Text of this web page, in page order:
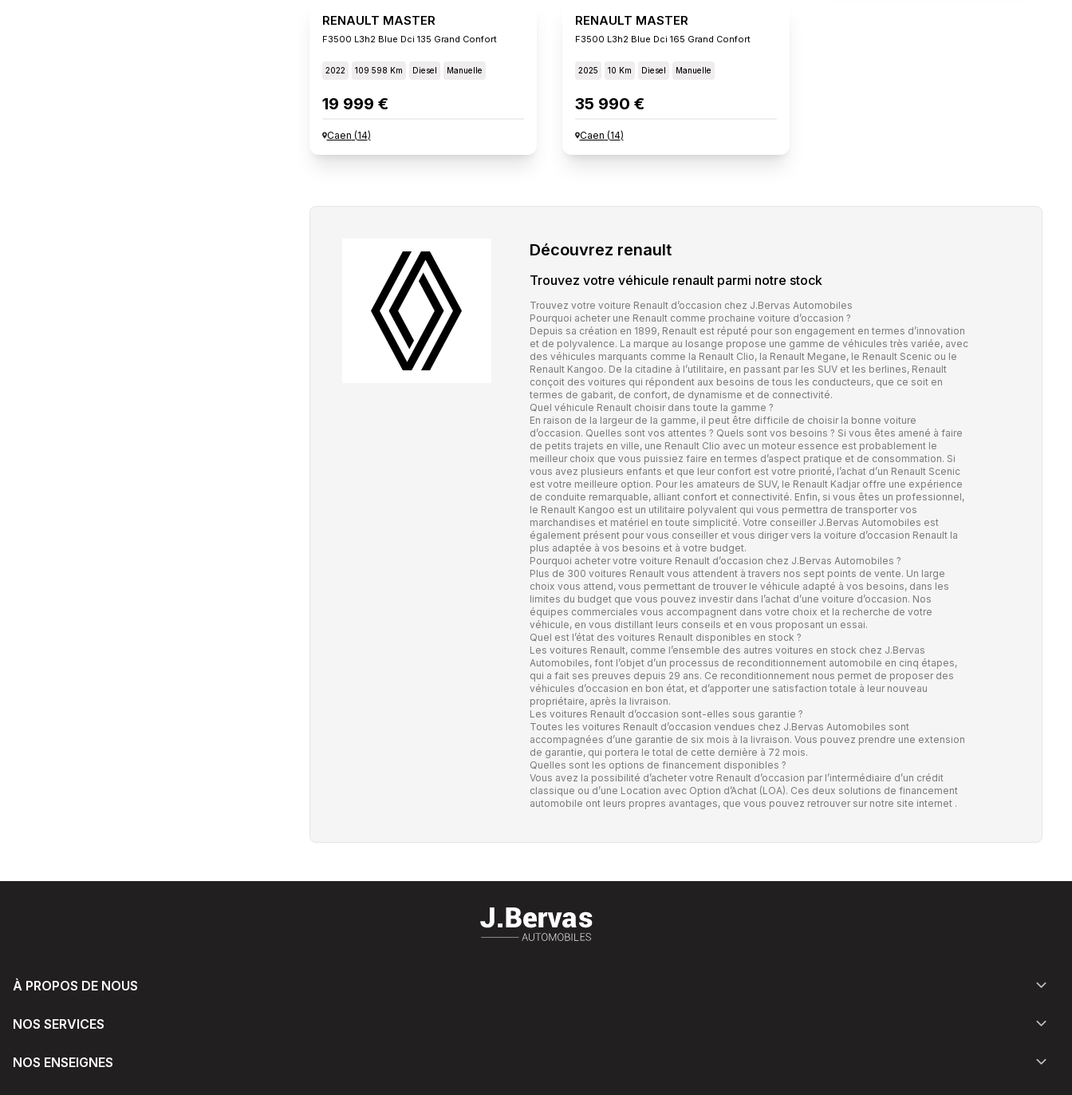
RENAULT MASTER
F3500 L3h2 Blue Dci 135 Grand Confort
2022 109 598 Km Diesel Manuelle
19 999 €
Caen (14)
RENAULT MASTER
F3500 L3h2 Blue Dci 165 Grand Confort
2025 10 Km Diesel Manuelle
35 990 €
Caen (14)
Découvrez renault
Trouvez votre véhicule renaultparmi notre stock
Trouvez votre voiture Renault d’occasion chez J.Bervas Automobiles
Pourquoi acheter une Renault comme prochaine voiture d’occasion ?
Depuis sa création en 1899, Renault est réputé pour son engagement en termes d’innovation
et de polyvalence. La marque au losange propose une gamme de véhicules très variée, avec
des véhicules marquants comme la Renault Clio, la Renault Megane, le Renault Scenic ou le
Renault Kangoo. De la citadine à l’utilitaire, en passant par les SUV et les berlines, Renault
conçoit des voitures qui répondent aux besoins de tous les conducteurs, que ce soit en
termes de gabarit, de confort, de dynamisme et de connectivité.
Quel véhicule Renault choisir dans toute la gamme ?
En raison de la largeur de la gamme, il peut être difficile de choisir la bonne voiture
d’occasion. Quelles sont vos attentes ? Quels sont vos besoins ? Si vous êtes amené à faire
de petits trajets en ville, une Renault Clio avec un moteur essence est probablement le
meilleur choix que vous puissiez faire en termes d’aspect pratique et de consommation. Si
vous avez plusieurs enfants et que leur confort est votre priorité, l’achat d’un Renault Scenic
est votre meilleure option. Pour les amateurs de SUV, le Renault Kadjar offre une expérience
de conduite remarquable, alliant confort et connectivité. Enfin, si vous êtes un professionnel,
le Renault Kangoo est un utilitaire polyvalent qui vous permettra de transporter vos
marchandises et matériel en toute simplicité. Votre conseiller J.Bervas Automobiles est
également présent pour vous conseiller et vous diriger vers la voiture d’occasion Renault la
plus adaptée à vos besoins et à votre budget.
Pourquoi acheter votre voiture Renault d’occasion chez J.Bervas Automobiles ?
Plus de 300 voitures Renault vous attendent à travers nos sept points de vente. Un large
choix vous attend, vous permettant de trouver le véhicule adapté à vos besoins, dans les
limites du budget que vous pouvez investir dans l’achat d’une voiture d’occasion. Nos
équipes commerciales vous accompagnent dans votre choix et la recherche de votre
véhicule, en vous distillant leurs conseils et en vous proposant un essai.
Quel est l’état des voitures Renault disponibles en stock ?
Les voitures Renault, comme l’ensemble des autres voitures en stock chez J.Bervas
Automobiles, font l’objet d’un processus de reconditionnement automobile en cinq étapes,
qui a fait ses preuves depuis 29 ans. Ce reconditionnement nous permet de proposer des
véhicules d’occasion en bon état, et d’apporter une satisfaction totale à leur nouveau
propriétaire, après la livraison.
Les voitures Renault d’occasion sont-elles sous garantie ?
Toutes les voitures Renault d’occasion vendues chez J.Bervas Automobiles sont
accompagnées d’une garantie de six mois à la livraison. Vous pouvez prendre une extension
de garantie, qui portera le total de cette dernière à 72 mois.
Quelles sont les options de financement disponibles ?
Vous avez la possibilité d’acheter votre Renault d’occasion par l’intermédiaire d’un crédit
classique ou d’une Location avec Option d’Achat (LOA). Ces deux solutions de financement
automobile ont leurs propres avantages, que vous pouvez retrouver sur notre site internet .
À PROPOS DE NOUS
NOS SERVICES
NOS ENSEIGNES